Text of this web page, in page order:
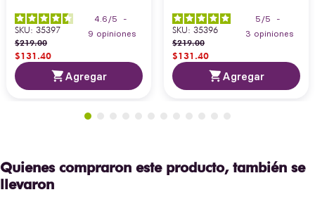
4.6 /5
-
9 opiniones
SKU: 35397
$219.00
$131.40
Agregar
5 /5
-
3 opiniones
SKU: 35396
$219.00
$131.40
Agregar
Quienes compraron este producto, también se
llevaron